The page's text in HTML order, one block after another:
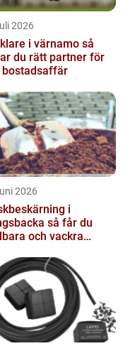
2026
i värnamo så
du rätt partner för
bostadsaffär
2026
i
så får du
och vackra